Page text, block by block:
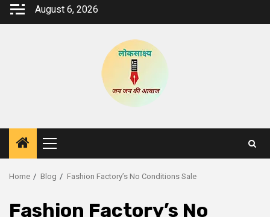
Skip
August 6, 2026
Primary
Menu
Home Blog Fashion Factory’s No Conditions Sale
Fashion Factory’s No